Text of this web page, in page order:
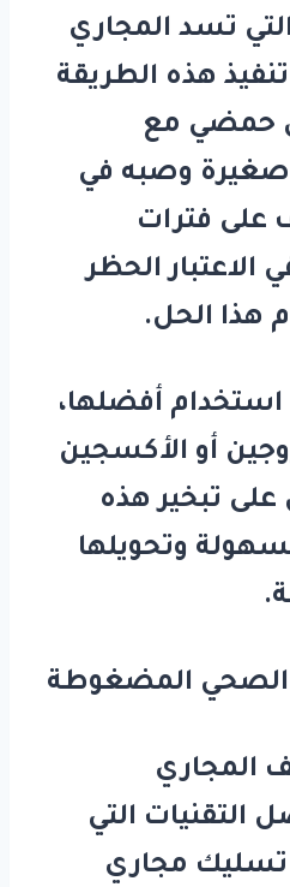
تسد المجاري
هذه الطريقة
حمضي مع
صغيرة وصبه في
على فترات
الاعتبار الحظر
هذا الحل.
أفضلها،
أو الأكسجين
على تبخير هذه
وتحويلها
الصحي المضغوطة
المجاري
التي
مجاري